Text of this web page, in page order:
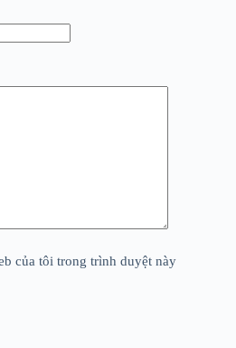
của tôi trong trình duyệt này